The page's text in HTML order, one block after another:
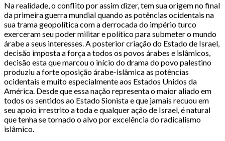
Na realidade, o conflito por assim dizer, tem sua origem no final
da primeira guerra mundial quando as potências ocidentais na
sua trama geopolítica com a derrocada do império turco
exerceram seu poder militar e político para submeter o mundo
árabe a seus interesses. A posterior criação do Estado de Israel,
decisão imposta a força a todos os povos árabes e islâmicos,
decisão esta que marcou o início do drama do povo palestino
produziu a forte oposição árabe-islâmica as potências
ocidentais e muito especialmente aos Estados Unidos da
América. Desde que essa nação representa o maior aliado em
todos os sentidos ao Estado Sionista e que jamais recuou em
seu apoio irrestrito a toda e qualquer ação de Israel, é natural
que tenha se tornado o alvo por excelência do radicalismo
islâmico.